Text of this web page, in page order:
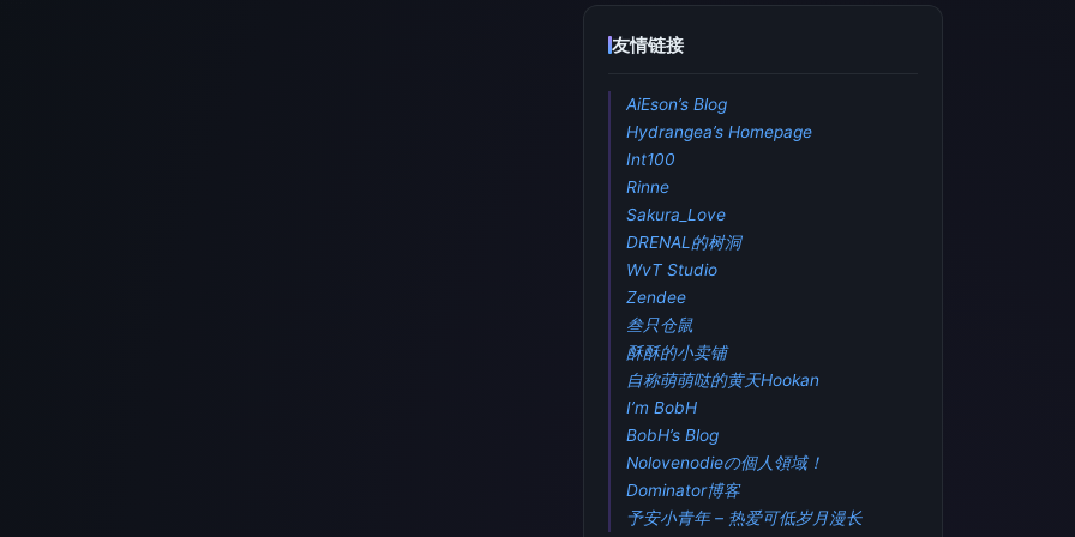
友情链接
AiEson’s Blog
Hydrangea’s Homepage
Int100
Rinne
Sakura_Love
DRENAL的树洞
WvT Studio
Zendee
叁只仓鼠
酥酥的小卖铺
自称萌萌哒的黄天Hookan
I’m BobH
BobH’s Blog
Nolovenodieの個人領域！
Dominator博客
予安小青年 – 热爱可低岁月漫长